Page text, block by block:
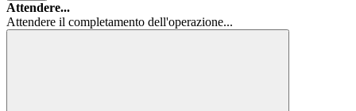
Attendere...
Attendere il completamento dell'operazione...